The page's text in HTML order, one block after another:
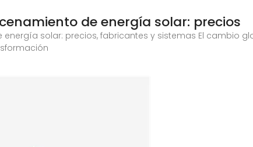
de energía solar: precios
solar: precios, fabricantes y sistemas El cambio